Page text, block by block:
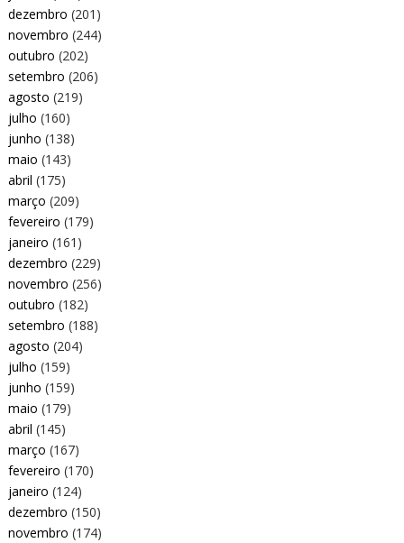
dezembro (201)
novembro (244)
outubro (202)
setembro (206)
agosto (219)
julho (160)
junho (138)
maio (143)
abril (175)
março (209)
fevereiro (179)
janeiro (161)
dezembro (229)
novembro (256)
outubro (182)
setembro (188)
agosto (204)
julho (159)
junho (159)
maio (179)
abril (145)
março (167)
fevereiro (170)
janeiro (124)
dezembro (150)
novembro (174)